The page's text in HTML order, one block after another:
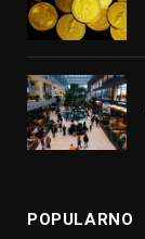
POPULARNO